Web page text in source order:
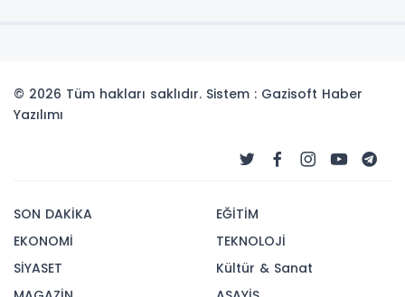
© 2026 Tüm hakları saklıdır. Sistem : Gazisoft Haber
Yazılımı
SON DAKİKA
EKONOMİ
SİYASET
EĞİTİM
TEKNOLOJİ
Kültür & Sanat